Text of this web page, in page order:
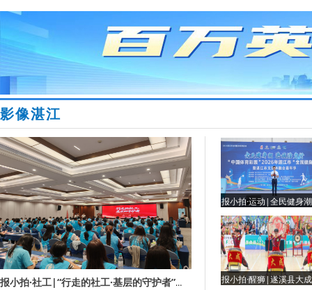
影像湛江
报小拍·社工|“行走的社工·基层的守护者”湛江市“双百”社工惠民政策宣传五县行（吴川站）启动
报小拍·运动|全民健身
报小拍·醒狮|遂溪县大